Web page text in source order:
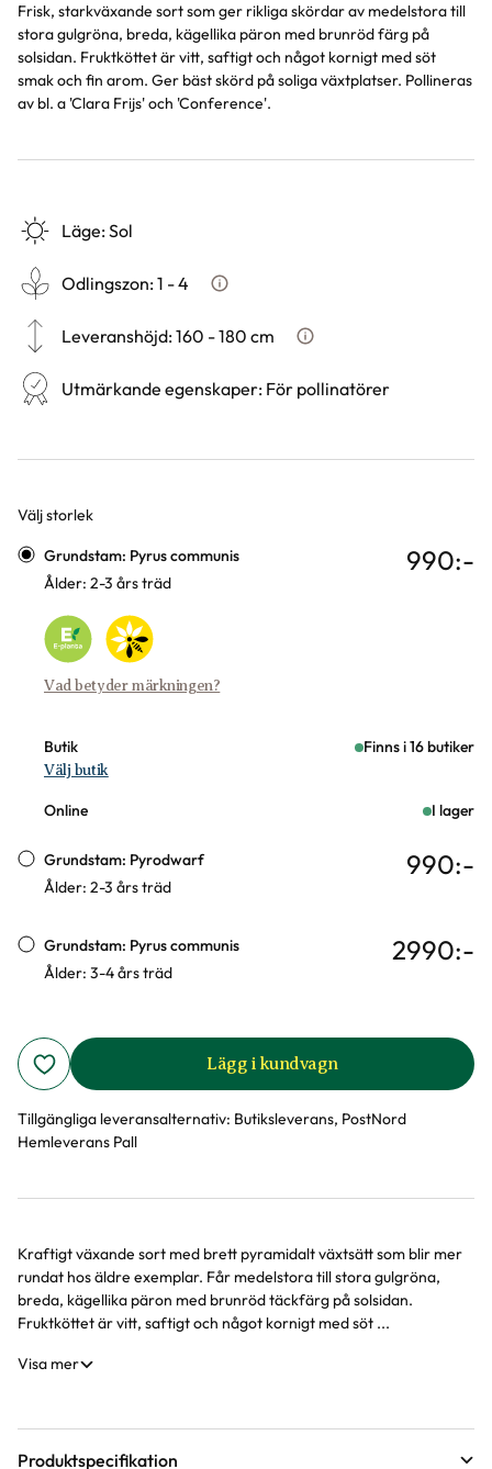
Frisk, starkväxande sort som ger rikliga skördar av medelstora till
stora gulgröna, breda, kägellika päron med brunröd färg på
solsidan. Fruktköttet är vitt, saftigt och något kornigt med söt
smak och fin arom. Ger bäst skörd på soliga växtplatser. Pollineras
av bl. a 'Clara Frijs' och 'Conference'.
Läge:Sol
Odlingszon:1 - 4 Vad är odlingszon?
Leveranshöjd:160 - 180 cm Hur vi mäter leveranshöjd
Utmärkande egenskaper: För pollinatörer
Välj storlek
Varianter
Grundstam: Pyrus communis
Ålder: 2-3 års träd
Vad betyder märkningen?
990:-
Butik Finns i 16 butiker
Välj butik
Online I lager
Grundstam: Pyrodwarf
Ålder: 2-3 års träd
990:-
Grundstam: Pyrus communis
Ålder: 3-4 års träd
2990:-
Lägg i kundvagn
Tillgängliga leveransalternativ: Butiksleverans, PostNord
Hemleverans Pall
Produktinformation
Kraftigt växande sort med brett pyramidalt växtsätt som blir mer
rundat hos äldre exemplar. Får medelstora till stora gulgröna,
breda, kägellika päron med brunröd täckfärg på solsidan.
Fruktköttet är vitt, saftigt och något kornigt med söt ...
Visa mer
Produktspecifikation